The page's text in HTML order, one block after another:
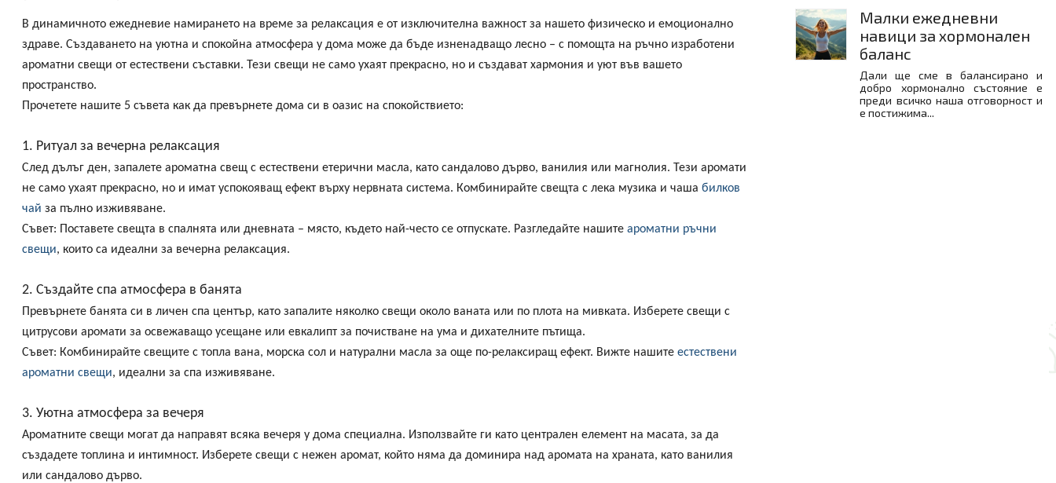
В динамичното ежедневие намирането на време за релаксация е от изключителна важност за нашето физическо и емоционално
здраве. Създаването на уютна и спокойна атмосфера у дома може да бъде изненадващо лесно – с помощта на ръчно изработени
ароматни свещи от естествени съставки. Тези свещи не само ухаят прекрасно, но и създават хармония и уют във вашето
пространство.
Прочетете нашите 5 съвета как да превърнете дома си в оазис на спокойствието:
1. Ритуал за вечерна релаксация
След дълъг ден, запалете ароматна свещ с естествени етерични масла, като сандалово дърво, ванилия или магнолия. Тези аромати
не само ухаят прекрасно, но и имат успокояващ ефект върху нервната система. Комбинирайте свещта с лека музика и чаша билков
чай за пълно изживяване.
Съвет: Поставете свещта в спалнята или дневната – място, където най-често се отпускате. Разгледайте нашите ароматни ръчни
свещи, които са идеални за вечерна релаксация.
2. Създайте спа атмосфера в банята
Превърнете банята си в личен спа център, като запалите няколко свещи около ваната или по плота на мивката. Изберете свещи с
цитрусови аромати за освежаващо усещане или евкалипт за почистване на ума и дихателните пътища.
Съвет: Комбинирайте свещите с топла вана, морска сол и натурални масла за още по-релаксиращ ефект. Вижте нашите естествени
ароматни свещи, идеални за спа изживяване.
3. Уютна атмосфера за вечеря
Ароматните свещи могат да направят всяка вечеря у дома специална. Използвайте ги като централен елемент на масата, за да
създадете топлина и интимност. Изберете свещи с нежен аромат, който няма да доминира над аромата на храната, като ванилия
или сандалово дърво.
Малки ежедневни
навици за хормонален
баланс
Дали ще сме в балансирано и
добро хормонално състояние е
преди всичко наша отговорност и
е постижима...